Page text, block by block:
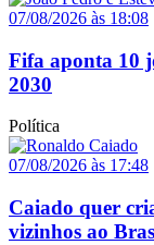
07/08/2026 às 18:08
Fifa aponta 10
2030
Política
07/08/2026 às 17:48
Caiado quer
vizinhos ao